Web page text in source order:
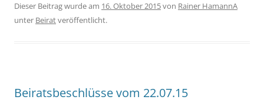
Dieser Beitrag wurde am 16. Oktober 2015von Rainer HamannA
unter Beiratveröffentlicht.
Beiratsbeschlüsse vom 22.07.15